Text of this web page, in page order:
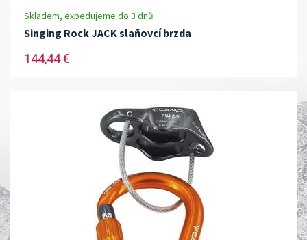
Skladem, expedujeme do 3 dnů
Singing Rock JACK slaňovcí brzda
144,44 €